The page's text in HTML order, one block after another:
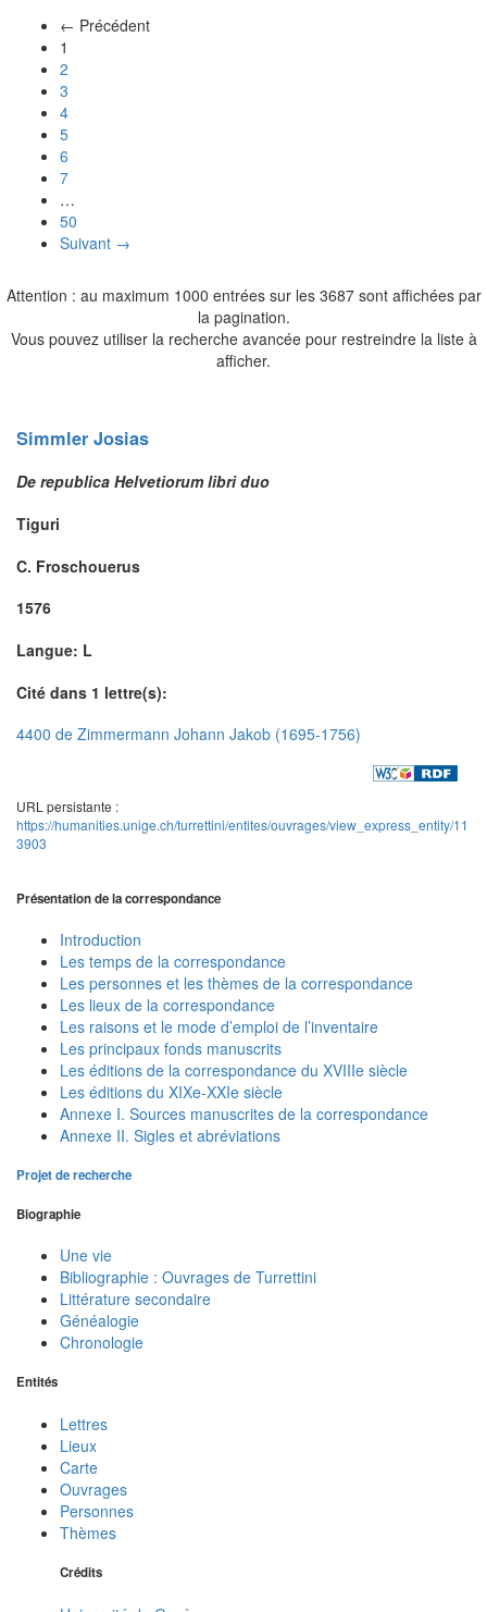
← Précédent
1
2
3
4
5
6
7
…
50
Suivant →
Attention : au maximum 1000 entrées sur les 3687 sont affichées par
la pagination.
Vous pouvez utiliser la recherche avancée pour restreindre la liste à
afficher.
Simmler Josias
De republica Helvetiorum libri duo
Tiguri
C. Froschouerus
1576
Langue: L
Cité dans 1 lettre(s):
4400 de Zimmermann Johann Jakob (1695-1756)
URL persistante :
https://humanities.unige.ch/turrettini/entites/ouvrages/view_express_entity/11
3903
Présentation de la correspondance
Introduction
Les temps de la correspondance
Les personnes et les thèmes de la correspondance
Les lieux de la correspondance
Les raisons et le mode d’emploi de l’inventaire
Les principaux fonds manuscrits
Les éditions de la correspondance du XVIIIe siècle
Les éditions du XIXe-XXIe siècle
Annexe I. Sources manuscrites de la correspondance
Annexe II. Sigles et abréviations
Projet de recherche
Biographie
Une vie
Bibliographie : Ouvrages de Turrettini
Littérature secondaire
Généalogie
Chronologie
Entités
Lettres
Lieux
Carte
Ouvrages
Personnes
Thèmes
Crédits